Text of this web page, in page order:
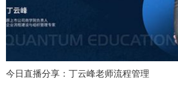
今日直播分享：丁云峰老师流程管理